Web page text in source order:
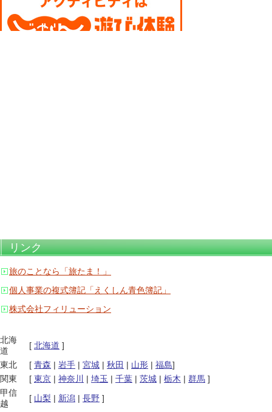
リンク
旅のことなら「旅たま！」
個人事業の複式簿記「えくしん青色簿記」
株式会社フィリューション
北海
道
[ 北海道 ]
東北
[ 青森 | 岩手 | 宮城 | 秋田 | 山形 | 福島]
関東
[ 東京 | 神奈川 | 埼玉 | 千葉 | 茨城 | 栃木 | 群馬 ]
甲信
越
[ 山梨 | 新潟 | 長野 ]